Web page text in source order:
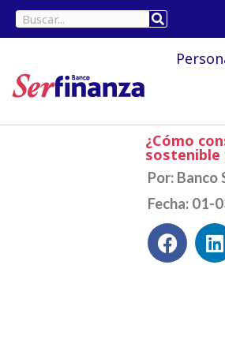
al
Buscar
¿Cómo
sostenible
Por: Banco
Fecha: 01-
F L